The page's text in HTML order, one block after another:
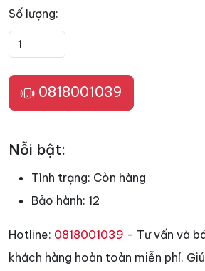
Số lượng:
0818001039
Nỗi bật:
Tình trạng: Còn hàng
Bảo hành: 12
Hotline: 0818001039 - Tư vấn và
khách hàng hoàn toàn miễn phí.